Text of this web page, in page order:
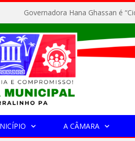
Governadora Hana Ghassan é
A CÂMARA